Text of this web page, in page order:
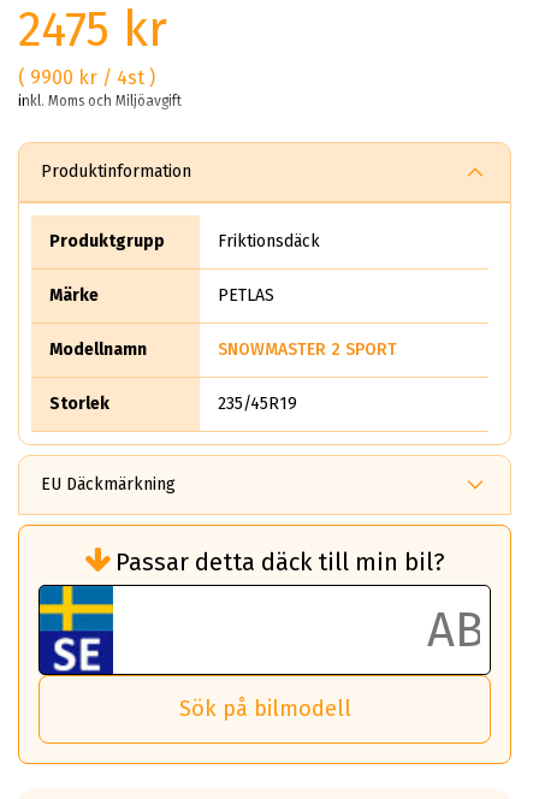
2475 kr
( 9900 kr / 4st )
inkl. Moms och Miljöavgift
Produktinformation
Produktgrupp Friktionsdäck
Märke PETLAS
Modellnamn SNOWMASTER 2 SPORT
Storlek 235/45R19
EU Däckmärkning
bränsleförbrukningen)
Det ska vara en betygsskala från klass A
till G för rullmotstånd.
Ett klass A däck kommer ha 6,5% bättre
bränsleförbrukning än ett klass G däck.
Det betyder att om man kör 10,000 km,
så sparar man 50 liter bränsle med ett
Passar detta däck till min bil?
Sök på bilmodell